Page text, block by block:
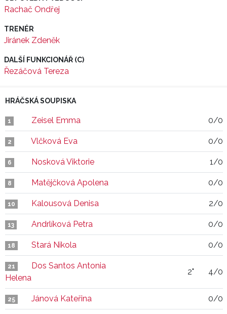
Rachač Ondřej
TRENÉR
Jiránek Zdeněk
DALŠÍ FUNKCIONÁŘ (C)
Řezáčová Tereza
HRÁČSKÁ SOUPISKA
1 Zeisel Emma 0/0
2 Vlčková Eva 0/0
6 Nosková Viktorie 1/0
8 Matějčková Apolena 0/0
10 Kalousová Denisa 2/0
13 Andrlíková Petra 0/0
18 Stará Nikola 0/0
21
Dos Santos Antonia
Helena
2" 4/0
25 Jánová Kateřina 0/0